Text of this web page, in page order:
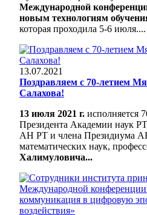
Международной
новым технологиям
которая проходила 5-6 июля....
13.07.2021
Поздравляем с 70-летием
Салахова!
13 июля 2021 г. исполняется
Президента Академии наук
АН РТ и члена Президиума
математических наук,
Халимуловича...